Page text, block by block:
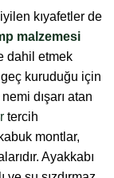
kıyafetler de
malzemesi
dahil etmek
kuruduğu için
dışarı atan
tercih
montlar,
Ayakkabı